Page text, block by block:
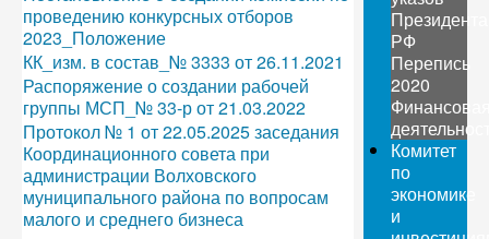
проведению конкурсных отборов
2023_Положение
КК_изм. в состав_№ 3333 от 26.11.2021
Распоряжение о создании рабочей
группы МСП_№ 33-р от 21.03.2022
Протокол № 1 от 22.05.2025 заседания
Координационного совета при
администрации Волховского
муниципального района по вопросам
малого и среднего бизнеса
Президента
РФ
Перепись
2020
Комитет
по
экономике
и